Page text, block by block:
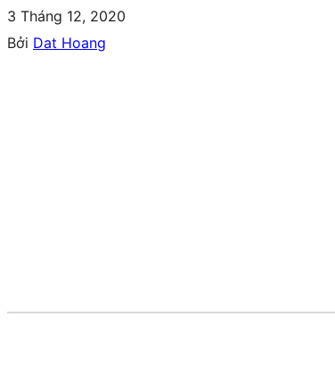
3 Tháng 12, 2020
Bởi Dat Hoang